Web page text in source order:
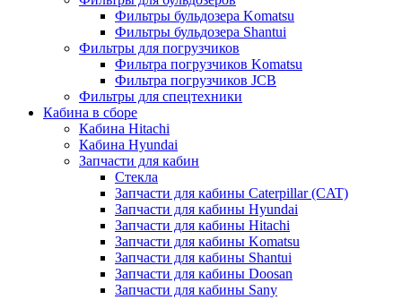
Фильтры бульдозера Komatsu
Фильтры бульдозера Shantui
Фильтры для погрузчиков
Фильтра погрузчиков Komatsu
Фильтра погрузчиков JCB
Фильтры для спецтехники
Кабина в сборе
Кабина Hitachi
Кабина Hyundai
Запчасти для кабин
Стекла
Запчасти для кабины Caterpillar (CAT)
Запчасти для кабины Hyundai
Запчасти для кабины Hitachi
Запчасти для кабины Komatsu
Запчасти для кабины Shantui
Запчасти для кабины Doosan
Запчасти для кабины Sany